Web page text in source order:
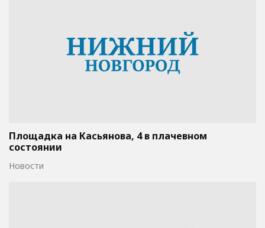
Площадка на Касьянова, 4 в плачевном
состоянии
Новости